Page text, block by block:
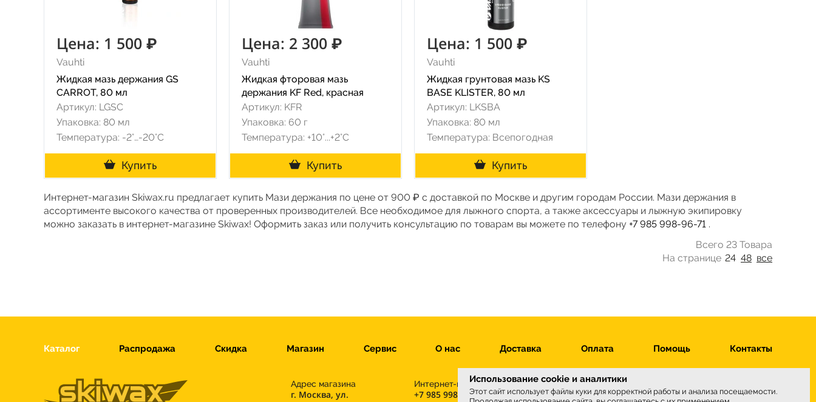
Цена: 1 500 ₽
Vauhti
Жидкая мазь держания GS
CARROT, 80 мл
Артикул: LGSC
Упаковка: 80 мл
Температура: -2°…-20°C
Купить
Цена: 2 300 ₽
Vauhti
Жидкая фторовая мазь
держания KF Red, красная
Артикул: KFR
Упаковка: 60 г
Температура: +10°...+2°С
Купить
Цена: 1 500 ₽
Vauhti
Жидкая грунтовая мазь KS
BASE KLISTER, 80 мл
Артикул: LKSBA
Упаковка: 80 мл
Температура: Всепогодная
Купить
Интернет-магазин Skiwax.ru предлагает купить Мази держания по цене от 900 ₽ с доставкой по Москве и другим городам России. Мази держания в
ассортименте высокого качества от проверенных производителей. Все необходимое для лыжного спорта, а также аксессуары и лыжную экипировку
можно заказать в интернет-магазине Skiwax! Оформить заказ или получить консультацию по товарам вы можете по телефону +7 985 998-96-71 .
Всего 23 Товара
На странице 24 48 все
Каталог Распродажа Скидка Магазин Сервис О нас Доставка Оплата Помощь Контакты
Адрес магазина
г. Москва, ул.
Интернет-магазин
+7 985 998-96-71
Использование cookie и аналитики
Этот сайт использует файлы куки для корректной работы и анализа посещаемости.